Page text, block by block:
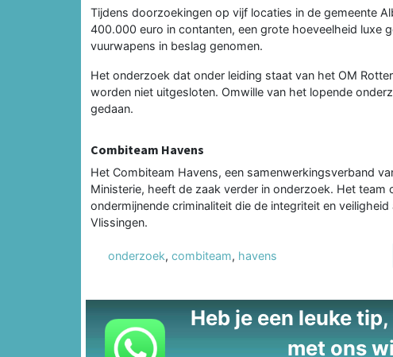
Tijdens doorzoekingen op vijf locaties in de gemeente
400.000 euro in contanten, een grote hoeveelheid luxe
vuurwapens in beslag genomen.
Het onderzoek dat onder leiding staat van het OM
worden niet uitgesloten. Omwille van het lopende
gedaan.
Combiteam Havens
Het Combiteam Havens, een samenwerkingsverband
Ministerie, heeft de zaak verder in onderzoek. Het
ondermijnende criminaliteit die de integriteit en
Vlissingen.
onderzoek, combiteam, havens
Heb je een leuke
met ons